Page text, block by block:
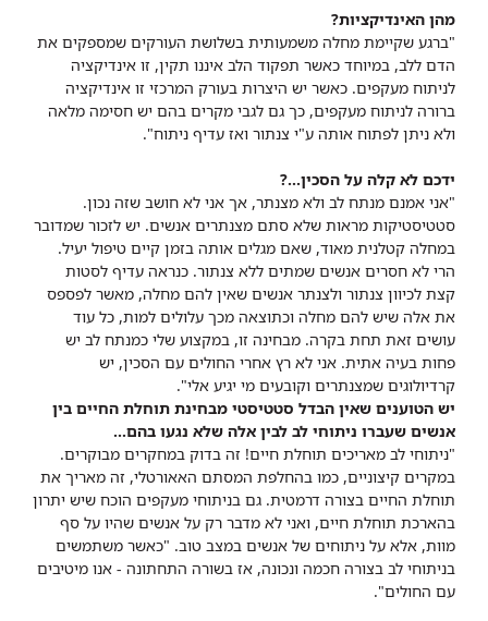
מהן האינדיקציות?
"ברגע שקיימת מחלה משמעותית בשלושת העורקים שמספקים את
הדם ללב, במיוחד כאשר תפקוד הלב איננו תקין, זו אינדיקציה
לניתוח מעקפים. כאשר יש היצרות בעורק המרכזי זו אינדיקציה
ברורה לניתוח מעקפים, כך גם לגבי מקרים בהם יש חסימה מלאה
ולא ניתן לפתוח אותה ע"י צנתור ואז עדיף ניתוח".
ידכם לא קלה על הסכין...?
"אני אמנם מנתח לב ולא מצנתר, אך אני לא חושב שזה נכון.
סטטיסטיקות מראות שלא סתם מצנתרים אנשים. יש לזכור שמדובר
במחלה קטלנית מאוד, שאם מגלים אותה בזמן קיים טיפול יעיל.
הרי לא חסרים אנשים שמתים ללא צנתור. כנראה עדיף לסטות
קצת לכיוון צנתור ולצנתר אנשים שאין להם מחלה, מאשר לפספס
את אלה שיש להם מחלה וכתוצאה מכך עלולים למות, כל עוד
עושים זאת תחת בקרה. מבחינה זו, במקצוע שלי כמנתח לב יש
פחות בעיה אתית. אני לא רץ אחרי החולים עם הסכין, יש
קרדיולוגים שמצנתרים וקובעים מי יגיע אלי".
יש הטוענים שאין הבדל סטטיסטי מבחינת תוחלת החיים בין
אנשים שעברו ניתוחי לב לבין אלה שלא נגעו בהם...
"ניתוחי לב מאריכים תוחלת חיים! זה בדוק במחקרים מבוקרים.
במקרים קיצוניים, כמו בהחלפת המסתם האאורטלי, זה מאריך את
תוחלת החיים בצורה דרמטית. גם בניתוחי מעקפים הוכח שיש יתרון
בהארכת תוחלת חיים, ואני לא מדבר רק על אנשים שהיו על סף
מוות, אלא על ניתוחים של אנשים במצב טוב. "כאשר משתמשים
בניתוחי לב בצורה חכמה ונכונה, אז בשורה התחתונה - אנו מיטיבים
עם החולים".